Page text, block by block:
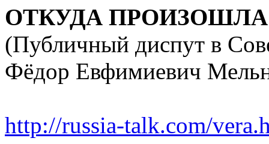
ОТКУДА ПРОИЗОШЛА
(Публичный диспут в
Фёдор Евфимиевич
http://russia-talk.com/